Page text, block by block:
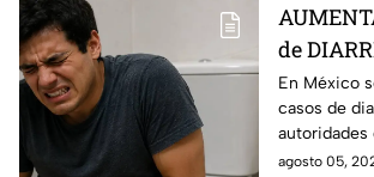
de
esto
pacientes
En México
casos de
autoridades
detalles
agosto 05,